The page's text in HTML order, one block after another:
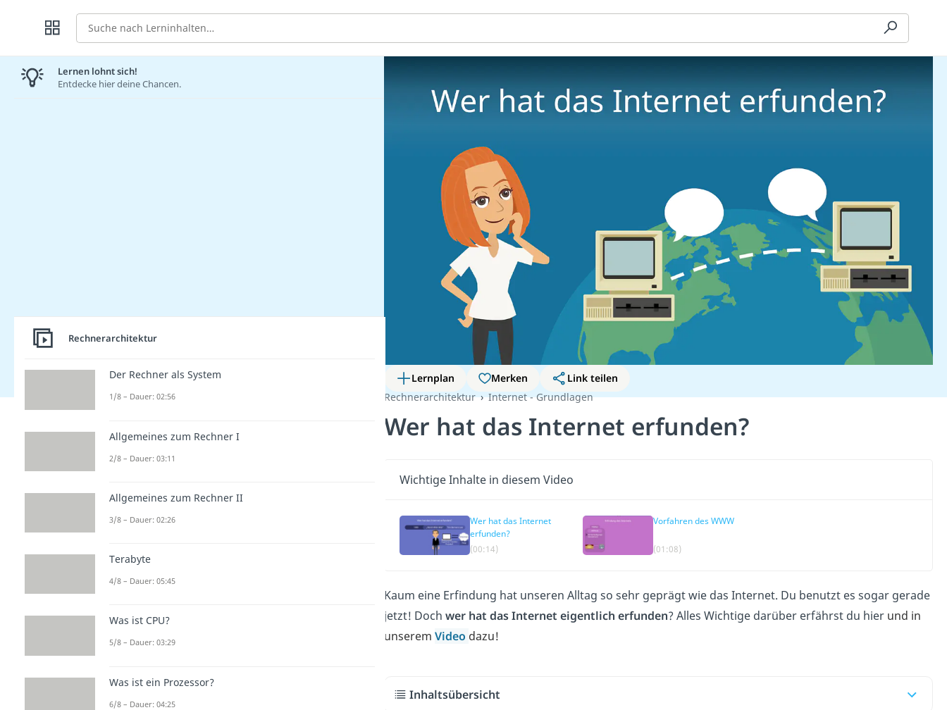
Suche
Lernplan Merken
Link teilen
Rechnerarchitektur
Internet - Grundlagen
Wer hat das Internet erfunden?
Wichtige Inhalte in diesem Video
Wer hat das Internet
erfunden?
(00:14)
Vorfahren des WWW
(01:08)
Kaum eine Erfindung hat unseren Alltag so sehr geprägt wie das Internet. Du benutzt es sogar gerade
jetzt! Dochwer hat das Internet eigentlich erfunden? Alles Wichtige darüber erfährst du hier und in
unseremVideo dazu!
Inhaltsübersicht
Lernen lohnt sich!
Entdecke hier deine Chancen.
Rechnerarchitektur
Der Rechner als System
1/8 – Dauer: 02:56
Allgemeines zum Rechner I
2/8 – Dauer: 03:11
Allgemeines zum Rechner II
3/8 – Dauer: 02:26
Terabyte
4/8 – Dauer: 05:45
Was ist CPU?
5/8 – Dauer: 03:29
Was ist ein Prozessor?
6/8 – Dauer: 04:25